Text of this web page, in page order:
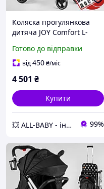
Коляска прогулянкова
дитяча JOY Comfort L-
та підсклянником, рожева
Готово до відправки
від450₴/міс
4 501 ₴
Купити
💥 ALL-BABY - інтернет - магазин товарів для дітей 99%